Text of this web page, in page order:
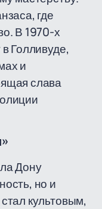
где
В 1970-х
Голливуде,
и
слава
Дону
но и
культовым,